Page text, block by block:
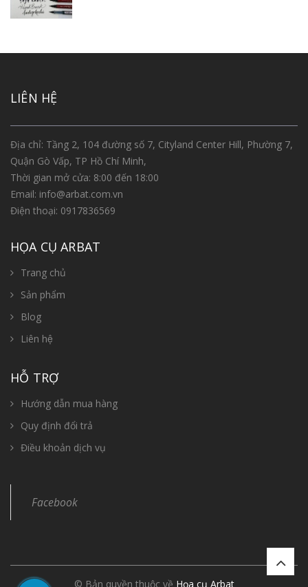
LIÊN HỆ
Địa chỉ: Tầng 2, 104 đường số 7, Cityland Center Hill, Phường 7,
Quận Gò Vấp, TP Hồ Chí Minh,
Thời gian mở cửa: 8:00 đến 18:00
Email: info@arbat.com.vn
Điện thoại: 0917836569
HỌA CỤ ARBAT
Trang chủ
Sản phẩm
Blog
Liên hệ
HỖ TRỢ
Hướng dẫn mua hàng
Quy định đổi trả
Điều khoản dịch vụ
Facebook
© Bản quyền thuộc về Họa cụ Arbat